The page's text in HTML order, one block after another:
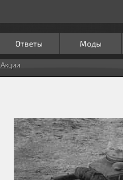
Ответы Моды
Акции